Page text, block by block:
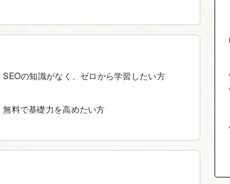
SEOの知識がなく、ゼロから学習したい方
無料で基礎力を高めたい方